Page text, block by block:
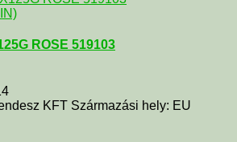
ROSE 519103
KFT Származási hely: EU